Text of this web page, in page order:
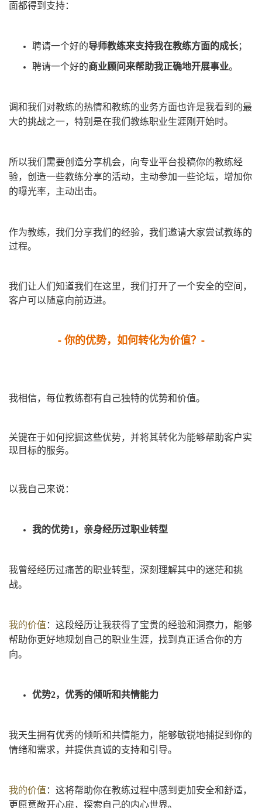
面都得到支持：
聘请一个好的导师教练来支持我在教练方面的成长；
聘请一个好的商业顾问来帮助我正确地开展事业。
调和我们对教练的热情和教练的业务方面也许是我看到的最
大的挑战之一，特别是在我们教练职业生涯刚开始时。
所以我们需要创造分享机会，向专业平台投稿你的教练经
验，创造一些教练分享的活动，主动参加一些论坛，增加你
的曝光率，主动出击。
作为教练，我们分享我们的经验，我们邀请大家尝试教练的
过程。
我们让人们知道我们在这里，我们打开了一个安全的空间，
客户可以随意向前迈进。
- 你的优势，如何转化为价值？-
我相信，每位教练都有自己独特的优势和价值。
关键在于如何挖掘这些优势，并将其转化为能够帮助客户实
现目标的服务。
以我自己来说：
我的优势1，亲身经历过职业转型
我曾经经历过痛苦的职业转型，深刻理解其中的迷茫和挑
战。
我的价值 ：这段经历让我获得了宝贵的经验和洞察力，能够
帮助你更好地规划自己的职业生涯，找到真正适合你的方
向。
优势2，优秀的倾听和共情能力
我天生拥有优秀的倾听和共情能力，能够敏锐地捕捉到你的
情绪和需求，并提供真诚的支持和引导。
我的价值 ：这将帮助你在教练过程中感到更加安全和舒适，
更愿意敞开心扉，探索自己的内心世界。